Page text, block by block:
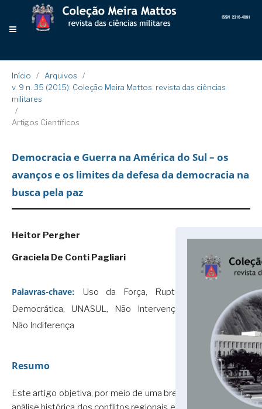
Início / Arquivos
/
v. 9 n. 35 (2015): Coleção Meira Mattos: revista das ciências
militares
/
Artigos Científicos
Democracia e Guerra na América do Sul – os
avanços e os limites da defesa da democracia na
busca pela paz
Heitor Pergher
Graciela De Conti Pagliari
Palavras-chave: Uso da Força, Ruptura
Democrática, UNASUL, Não Intervenção,
Não Indiferença
Resumo
Este artigo objetiva, por meio de uma breve